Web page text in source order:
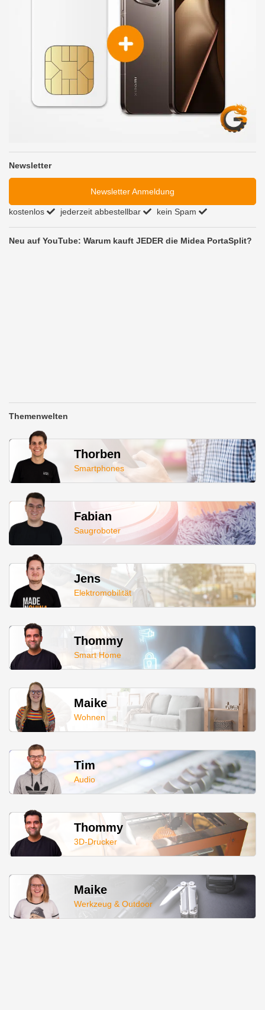
Newsletter
Newsletter Anmeldung
kostenlos jederzeit abbestellbar kein Spam
Neu auf YouTube: Warum kauft JEDER die Midea PortaSplit?
Themenwelten
Thorben
Smartphones
Fabian
Saugroboter
Jens
Elektromobilität
Thommy
Smart Home
Maike
Wohnen
Tim
Audio
Thommy
3D-Drucker
Maike
Werkzeug & Outdoor